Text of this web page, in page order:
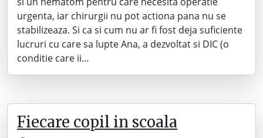
urgenta, iar chirurgii nu pot actiona pana nu se
stabilizeaza. Si ca si cum nu ar fi fost deja suficiente
lucruri cu care sa lupte Ana, a dezvoltat si DIC (o
conditie care ii…
Fiecare copil in scoala